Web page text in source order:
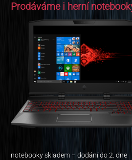
Prodáváme i herní
notebooky skladem – dodání do 2. dne